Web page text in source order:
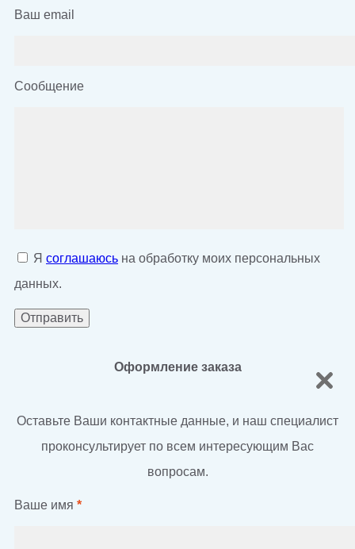
Ваш email
Сообщение
Я соглашаюсь на обработку моих персональных
данных.
Оформление заказа
Оставьте Ваши контактные данные, и наш специалист
проконсультирует по всем интересующим Вас
вопросам.
Ваше имя *